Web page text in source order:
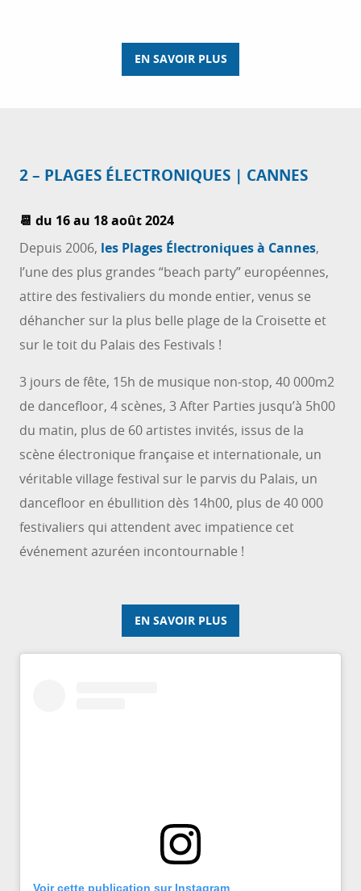
EN SAVOIR PLUS
2 – PLAGES ÉLECTRONIQUES | CANNES
📆 du 16 au 18 août 2024
Depuis 2006, les Plages Électroniques à Cannes,
l’une des plus grandes “beach party” européennes,
attire des festivaliers du monde entier, venus se
déhancher sur la plus belle plage de la Croisette et
sur le toit du Palais des Festivals !
3 jours de fête, 15h de musique non-stop, 40 000m2
de dancefloor, 4 scènes, 3 After Parties jusqu’à 5h00
du matin, plus de 60 artistes invités, issus de la
scène électronique française et internationale, un
véritable village festival sur le parvis du Palais, un
dancefloor en ébullition dès 14h00, plus de 40 000
festivaliers qui attendent avec impatience cet
événement azuréen incontournable !
EN SAVOIR PLUS
Voir cette publication sur Instagram